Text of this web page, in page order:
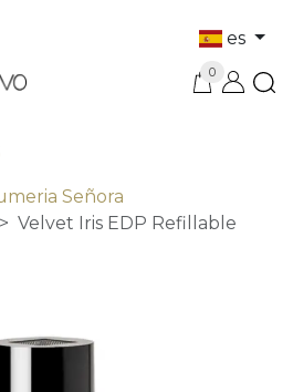
es
0
Señora
Velvet Iris EDP Refillable